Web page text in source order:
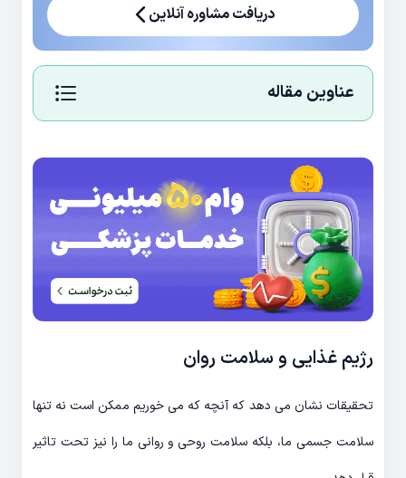
دریافت مشاوره آنلاین
عناوین مقاله
رژیم غذایی و سلامت روان
تحقیقات نشان می دهد که آنچه که می خوریم ممکن است نه تنها
سلامت جسمی ما، بلکه سلامت روحی و روانی ما را نیز تحت تاثیر